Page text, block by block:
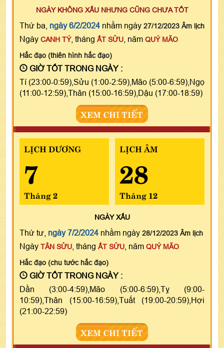
NGÀY KHÔNG XẤU NHƯNG CŨNG CHƯA TỐT
Thứ ba, ngày 6/2/2024 nhằm ngày 27/12/2023 Âm lịch
Ngày CANH TÝ, tháng ẤT SỬU , năm QUÝ MÃO
Hắc đạo (thiên hình hắc đạo)
GIỜ TỐT TRONG NGÀY :
Tí (23:00-0:59),Sửu (1:00-2:59),Mão (5:00-6:59),Ngọ
(11:00-12:59),Thân (15:00-16:59),Dậu (17:00-18:59)
XEM CHI TIẾT
LỊCH DƯƠNG
7
Tháng 2
LỊCH ÂM
28
Tháng 12
NGÀYXẤU
Thứ tư, ngày 7/2/2024 nhằm ngày 28/12/2023 Âm lịch
Ngày TÂN SỬU , tháng ẤT SỬU , năm QUÝ MÃO
Hắc đạo (chu tước hắc đạo)
GIỜ TỐT TRONG NGÀY :
Dần (3:00-4:59),Mão (5:00-6:59),Tỵ (9:00-
10:59),Thân (15:00-16:59),Tuất (19:00-20:59),Hợi
(21:00-22:59)
XEM CHI TIẾT